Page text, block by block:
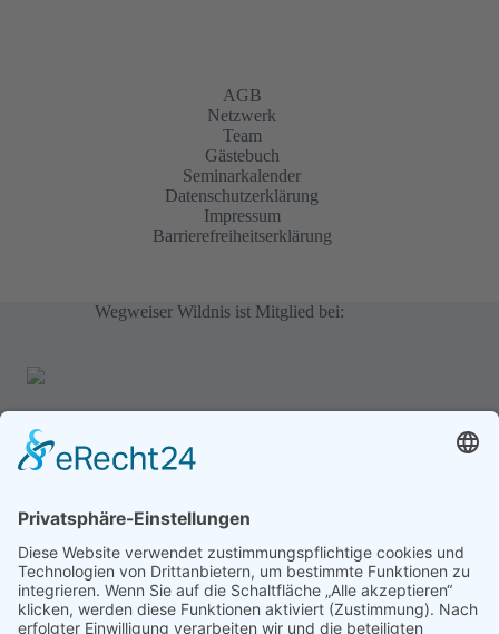
AGB
Netzwerk
Team
Gästebuch
Seminarkalender
Datenschutzerklärung
Impressum
Barrierefreiheitserklärung
Wegweiser Wildnis ist Mitglied bei:
Gästebuch
Wildnispädagogik 2, 2024/25 Ich bin gerade noch ganz
beseelt von...